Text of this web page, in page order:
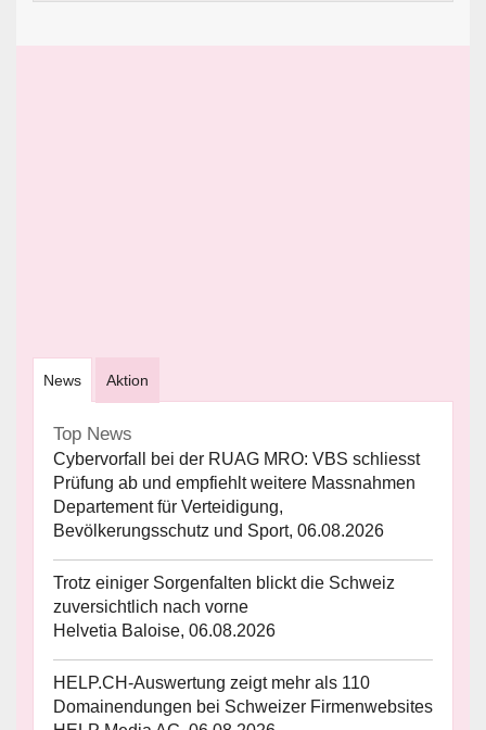
News Aktion
Top News
Cybervorfall bei der RUAG MRO: VBS schliesst
Prüfung ab und empfiehlt weitere Massnahmen
Departement für Verteidigung,
Bevölkerungsschutz und Sport, 06.08.2026
Trotz einiger Sorgenfalten blickt die Schweiz
zuversichtlich nach vorne
Helvetia Baloise, 06.08.2026
HELP.CH-Auswertung zeigt mehr als 110
Domainendungen bei Schweizer Firmenwebsites